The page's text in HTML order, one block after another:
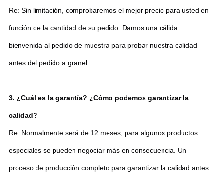
Re: Sin limitación, comprobaremos el mejor precio para usted en
función de la cantidad de su pedido. Damos una cálida
bienvenida al pedido de muestra para probar nuestra calidad
antes del pedido a granel.
3. ¿Cuál es la garantía? ¿Cómo podemos garantizar la
calidad?
Re: Normalmente será de 12 meses, para algunos productos
especiales se pueden negociar más en consecuencia. Un
proceso de producción completo para garantizar la calidad antes